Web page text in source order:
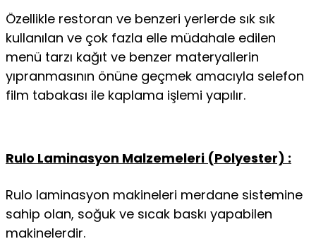
Özellikle restoran ve benzeri yerlerde sık sık
kullanılan ve çok fazla elle müdahale edilen
menü tarzı kağıt ve benzer materyallerin
yıpranmasının önüne geçmek amacıyla selefon
film tabakası ile kaplama işlemi yapılır.
Rulo Laminasyon Malzemeleri (Polyester) :
Rulo laminasyon makineleri merdane sistemine
sahip olan, soğuk ve sıcak baskı yapabilen
makinelerdir.